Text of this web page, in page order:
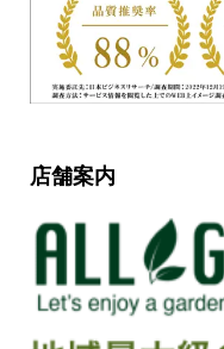
店舗案内